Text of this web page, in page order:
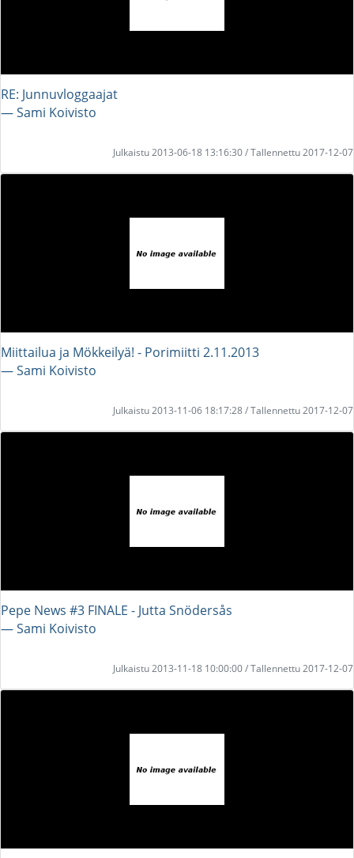
RE: Junnuvloggaajat
― Sami Koivisto
Julkaistu 2013-06-18 13:16:30 / Tallennettu 2017-12-07
Miittailua ja Mökkeilyä! - Porimiitti 2.11.2013
― Sami Koivisto
Julkaistu 2013-11-06 18:17:28 / Tallennettu 2017-12-07
Pepe News #3 FINALE - Jutta Snödersås
― Sami Koivisto
Julkaistu 2013-11-18 10:00:00 / Tallennettu 2017-12-07